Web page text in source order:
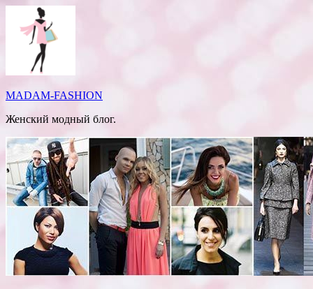
Перейти
содержимому
MADAM-FASHION
Женский модный блог.